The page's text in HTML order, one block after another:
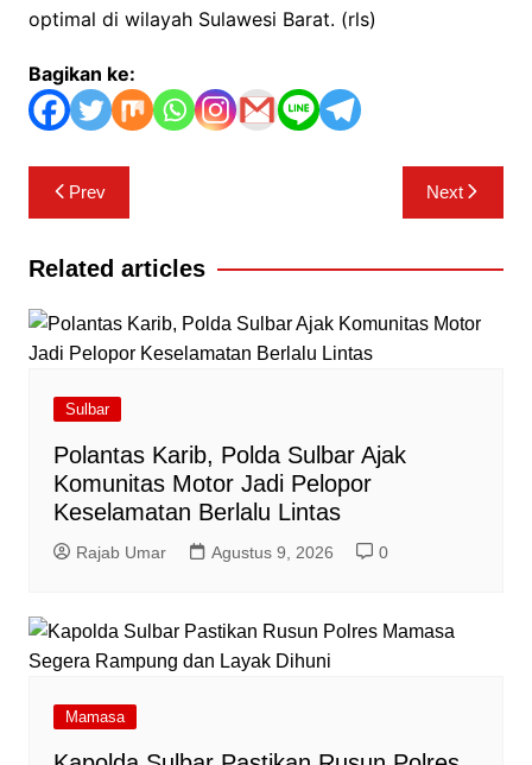
optimal di wilayah Sulawesi Barat. (rls)
Bagikan ke:
Navigasi
pos
Prev Next
Related articles
Sulbar
Polantas Karib, Polda Sulbar Ajak
Komunitas Motor Jadi Pelopor
Keselamatan Berlalu Lintas
Rajab Umar Agustus 9, 2026 0
Mamasa